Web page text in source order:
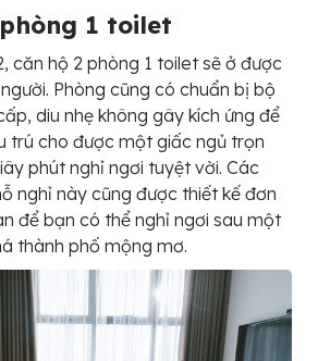
1 toilet
căn hộ 2 phòng 1 toilet sẽ ở được
Phòng cũng có chuẩn bị bộ
diu nhẹ không gây kích ứng để
trú cho được một giấc ngủ trọn
phút nghỉ ngơi tuyệt vời. Các
nghỉ này cũng được thiết kế đơn
để bạn có thể nghỉ ngơi sau một
thành phố mộng mơ.